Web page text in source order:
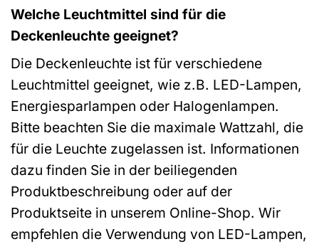
Welche Leuchtmittel sind für die
Deckenleuchte geeignet?
Die Deckenleuchte ist für verschiedene
Leuchtmittel geeignet, wie z.B. LED-Lampen,
Energiesparlampen oder Halogenlampen.
Bitte beachten Sie die maximale Wattzahl, die
für die Leuchte zugelassen ist. Informationen
dazu finden Sie in der beiliegenden
Produktbeschreibung oder auf der
Produktseite in unserem Online-Shop. Wir
empfehlen die Verwendung von LED-Lampen,